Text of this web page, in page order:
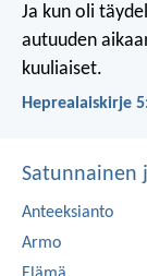
Ja kun oli
autuuden
kuuliaiset.
Heprealaiskirje
Satunnainen
Anteeksianto
Armo